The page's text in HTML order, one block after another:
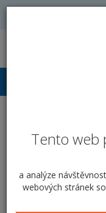
Tento web
a analýze
webových stránek
Domů Fotodárky pro